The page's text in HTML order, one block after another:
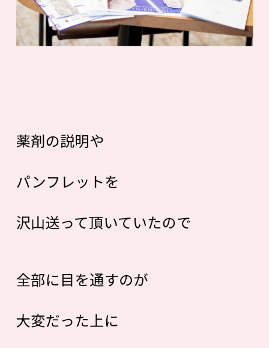
薬剤の説明や
パンフレットを
沢山送って頂いていたので
全部に目を通すのが
大変だった上に